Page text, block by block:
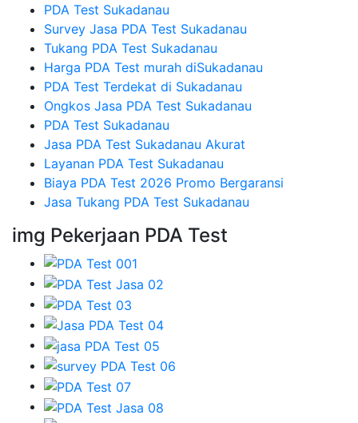
PDA Test Sukadanau
Survey Jasa PDA Test Sukadanau
Tukang PDA Test Sukadanau
Harga PDA Test murah diSukadanau
PDA Test Terdekat di Sukadanau
Ongkos Jasa PDA Test Sukadanau
PDA Test Sukadanau
Jasa PDA Test Sukadanau Akurat
Layanan PDA Test Sukadanau
Biaya PDA Test 2026 Promo Bergaransi
Jasa Tukang PDA Test Sukadanau
img Pekerjaan PDA Test